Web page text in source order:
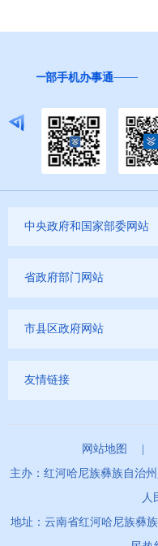
推进户籍和出入
云南省网上新闻
商品房预售许可
新闻发布
其他
权责清单
重大民生信息
中央政府和国家部委网站
省政府部门网站
市县区政府网站
友情链接
网站地图 |
主办：红河哈尼族彝族自治
人
地址：云南省红河哈尼族彝